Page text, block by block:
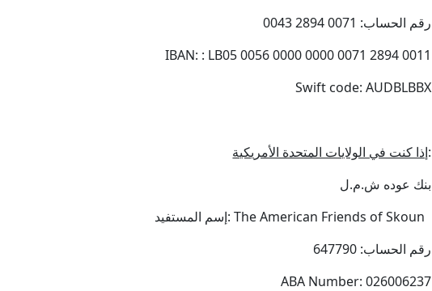
رقم الحساب: 0071 2894 0043
IBAN: : LB05 0056 0000 0000 0071 2894 0011
Swift code: AUDBLBBX
إذا كنت في الولايات المتحدة الأمريكية:
بنك عوده ش.م.ل
إسم المستفيد: The American Friends of Skoun
رقم الحساب: 647790
ABA Number: 026006237